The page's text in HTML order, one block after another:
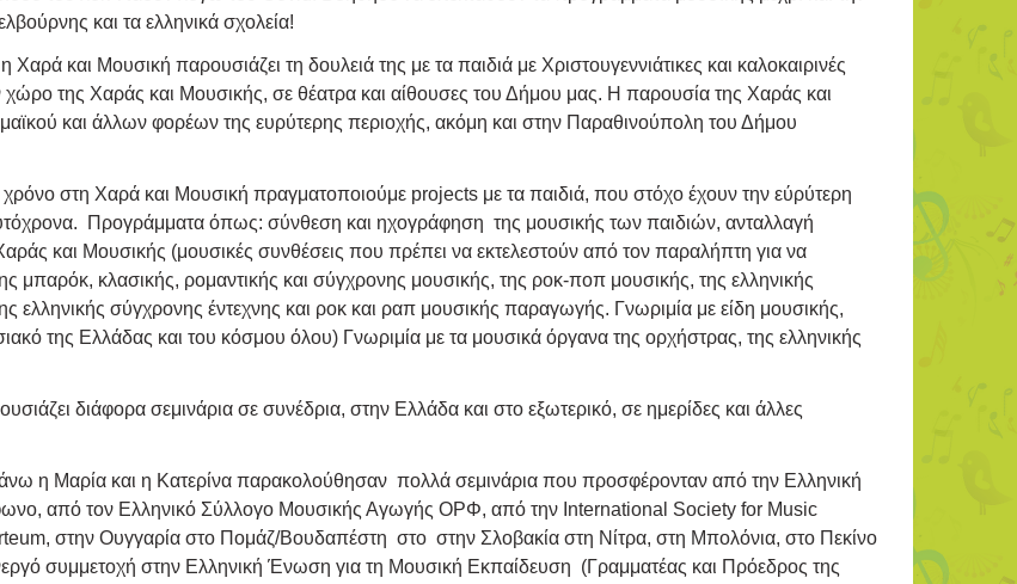
και τα ελληνικά σχολεία!
και Μουσική παρουσιάζει τη δουλειά της με τα παιδιά με Χριστουγεννιάτικες και καλοκαιρινές
χώρο της Χαράς και Μουσικής, σε θέατρα και αίθουσες του Δήμου μας. Η παρουσία της Χαράς και
και άλλων φορέων της ευρύτερης περιοχής, ακόμη και στην Παραθινούπολη του Δήμου
στη Χαρά και Μουσική πραγματοποιούμε projects με τα παιδιά, που στόχο έχουν την εύρύτερη
Προγράμματα όπως: σύνθεση και ηχογράφηση της μουσικής των παιδιών, ανταλλαγή
και Μουσικής (μουσικές συνθέσεις που πρέπει να εκτελεστούν από τον παραλήπτη για να
μπαρόκ, κλασικής, ρομαντικής και σύγχρονης μουσικής, της ροκ-ποπ μουσικής, της ελληνικής
ελληνικής σύγχρονης έντεχνης και ροκ και ραπ μουσικής παραγωγής. Γνωριμία με είδη μουσικής,
της Ελλάδας και του κόσμου όλου) Γνωριμία με τα μουσικά όργανα της ορχήστρας, της ελληνικής
διάφορα σεμινάρια σε συνέδρια, στην Ελλάδα και στο εξωτερικό, σε ημερίδες και άλλες
η Μαρία και η Κατερίνα παρακολούθησαν πολλά σεμινάρια που προσφέρονταν από την Ελληνική
από τον Ελληνικό Σύλλογο Μουσικής Αγωγής ΟΡΦ, από την International Society for Music
στην Ουγγαρία στο Πομάζ/Βουδαπέστη στο στην Σλοβακία στη Νίτρα, στη Μπολόνια, στο Πεκίνο
συμμετοχή στην Ελληνική Ένωση για τη Μουσική Εκπαίδευση (Γραμματέας και Πρόεδρος της